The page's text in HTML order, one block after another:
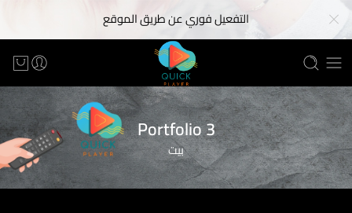
التفعيل فوري عن طريق الموقع
Portfolio 3
بيت